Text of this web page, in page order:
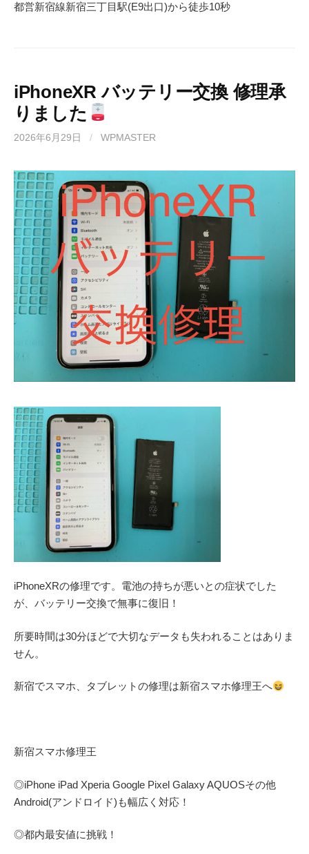
都営新宿線新宿三丁目駅(E9出口)から徒歩10秒
iPhoneXR バッテリー交換 修理承
りました
2026年6月29日 / WPMASTER
iPhoneXRの修理です。電池の持ちが悪いとの症状でした
が、バッテリー交換で無事に復旧！
所要時間は30分ほどで大切なデータも失われることはありま
せん。
新宿でスマホ、タブレットの修理は新宿スマホ修理王へ
新宿スマホ修理王
◎iPhone iPad Xperia Google Pixel Galaxy AQUOSその他
Android(アンドロイド) も幅広く対応！
◎都内最安値に挑戦！